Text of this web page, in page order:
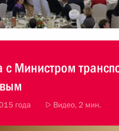
с Министром
года Видео, 2 мин.